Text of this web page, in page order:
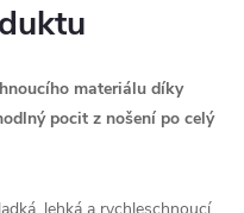
materiálu díky
pocit z nošení po celý